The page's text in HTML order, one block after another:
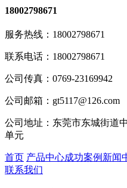
18002798671
服务热线： 18002798671
联系电话： 18002798671
公司传真： 0769-23169942
公司邮箱： gt5117@126.com
公司地址： 东莞市东城街道
单元
首页 产品中心成功案例 新闻
联系我们